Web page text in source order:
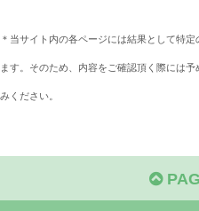
＊当サイト内の各ページには結果として特
ます。そのため、内容をご確認頂く際には
みください。